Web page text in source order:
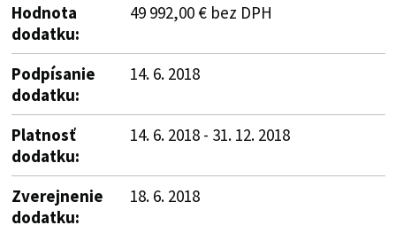
Hodnota
dodatku:
49 992,00 € bez DPH
Podpísanie
dodatku:
14. 6. 2018
Platnosť
dodatku:
14. 6. 2018 - 31. 12. 2018
Zverejnenie
dodatku:
18. 6. 2018